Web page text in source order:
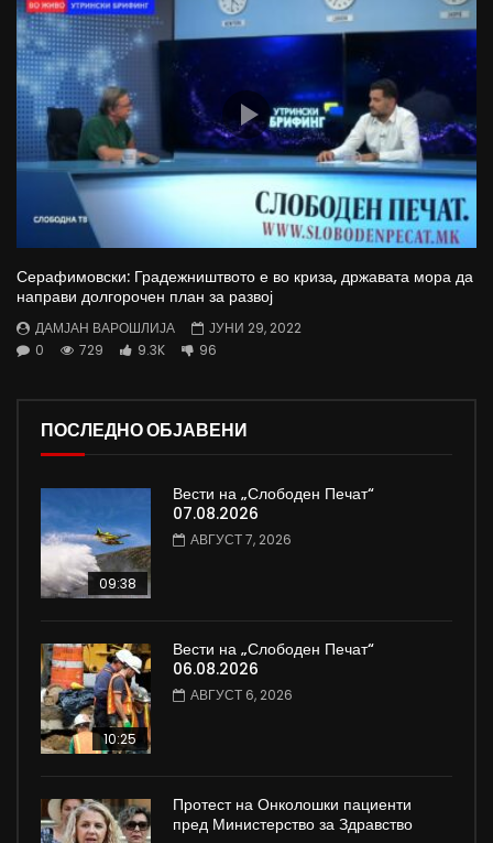
Серафимовски: Градежништвото е во криза, државата мора да
направи долгорочен план за развој
ДАМЈАН ВАРОШЛИЈА
ЈУНИ 29, 2022
0
729 9.3K 96
ПОСЛЕДНО ОБЈАВЕНИ
09:38
Вести на „Слободен Печат“
07.08.2026
АВГУСТ 7, 2026
10:25
Вести на „Слободен Печат“
06.08.2026
АВГУСТ 6, 2026
Протест на Онколошки пациенти
пред Министерство за Здравство